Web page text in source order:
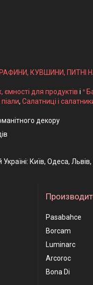
КУВШИНИ, ПИТНІ
для продуктів і ᐤ
піали, Салатниці і
декору
Київ, Одеса,
Pasabahce
Borcam
Luminarc
Arcoroc
Bona Di